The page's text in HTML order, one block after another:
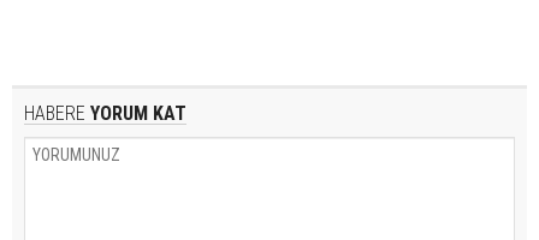
HABERE YORUM KAT